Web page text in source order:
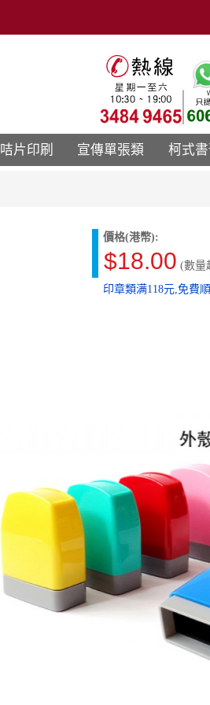
咭片印刷 宣傳單張類 柯式書
價格(港幣):
$18.00 (數量
印章類满118元,免費